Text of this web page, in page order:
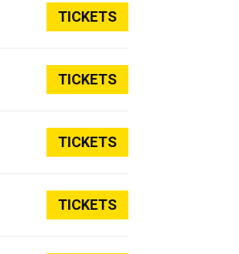
TICKETS
TICKETS
TICKETS
TICKETS